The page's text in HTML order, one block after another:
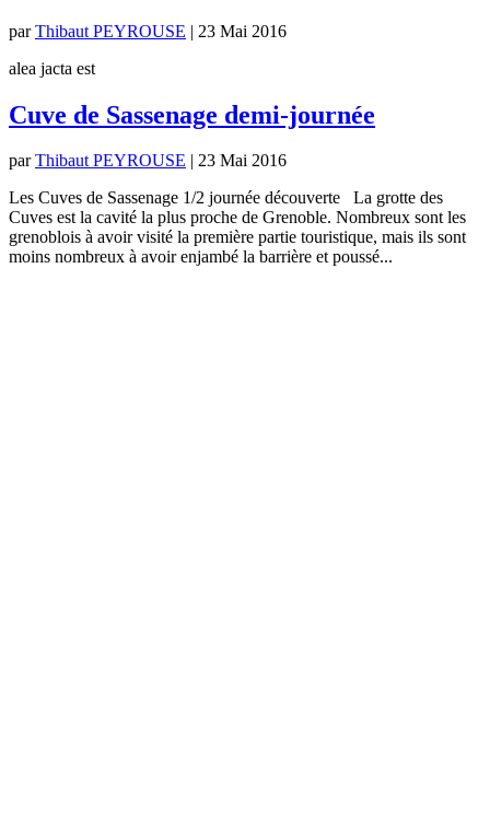
parThibaut PEYROUSE | 23 Mai 2016
alea jacta est
Cuve de Sassenage demi-journée
parThibaut PEYROUSE | 23 Mai 2016
Les Cuves de Sassenage 1/2 journée découverte La grotte des
Cuves est la cavité la plus proche de Grenoble. Nombreux sont les
grenoblois à avoir visité la première partie touristique, mais ils sont
moins nombreux à avoir enjambé la barrière et poussé...